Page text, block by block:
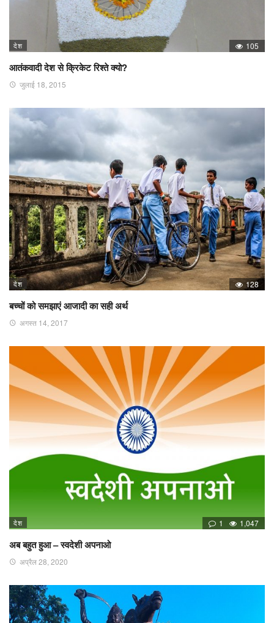
देश 105
आतंकवादी देश से क्रिकेट रिश्ते क्यो?
जुलाई 18, 2015
देश 128
बच्चों को समझाएं आजादी का सही अर्थ
अगस्त 14, 2017
देश 1 1,047
अब बहुत हुआ – स्वदेशी अपनाओ
अप्रैल 28, 2020